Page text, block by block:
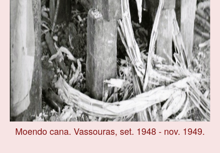
Moendo cana. Vassouras, set. 1948 - nov. 1949.